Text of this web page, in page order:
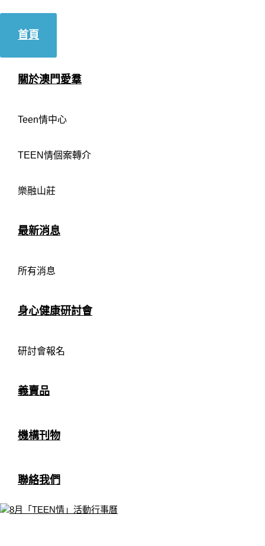
首頁
關於澳門愛羣
Teen情中心
TEEN情個案轉介
樂融山莊
最新消息
所有消息
身心健康研討會
研討會報名
義賣品
機構刊物
聯絡我們